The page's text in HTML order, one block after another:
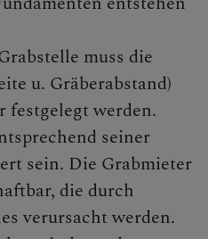
muss die
u. Gräberabstand)
festgelegt werden.
seiner
sein. Die Grabmieter
die durch
verursacht werden.